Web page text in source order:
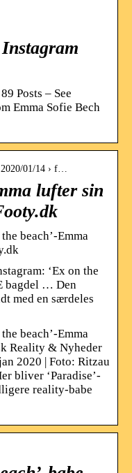
Posts – See
Emma Sofie Bech
01/14 › f…
lufter sin
beach’-Emma
‘Ex on the
bagdel … Den
med en særdeles
beach’-Emma
Reality & Nyheder
2020 | Foto: Ritzau
bliver ‘Paradise’-
reality-babe